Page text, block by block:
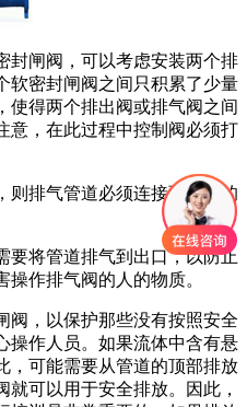
闸阀，可以考虑安装两个排
软密封闸阀之间只积累了少量
使得两个排出阀或排气阀之间
意，在此过程中控制阀必须打
排气管道必须连接到安全的
将管道排气到出口，以防止
作排气阀的人的物质。
，以保护那些没有按照安全
操作人员。如果流体中含有悬
，可能需要从管道的顶部排放
可以用于安全排放。因此，